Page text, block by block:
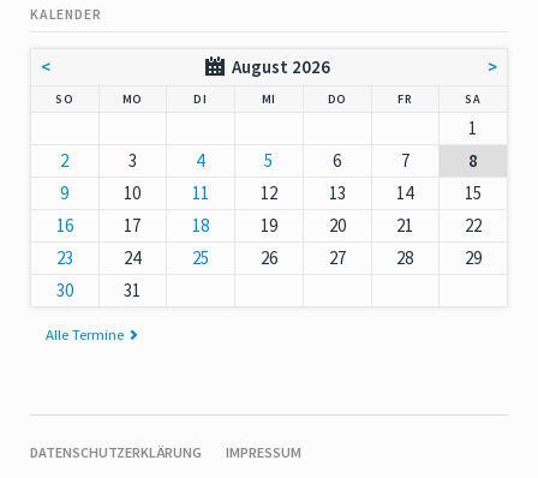
KALENDER
< August 2026 >
SO MO DI MI DO NNERSTAG
FR SAMSTAG
1
2
3 4 5 6 7
8
9
10 11 12 13 14
15
16
17 18 19 20 21
22
23
24 25 26 27 28
29
30
31
Alle Termine
NAVIGATION
DATENSCHUTZERKLÄRUNG IMPRESSUM